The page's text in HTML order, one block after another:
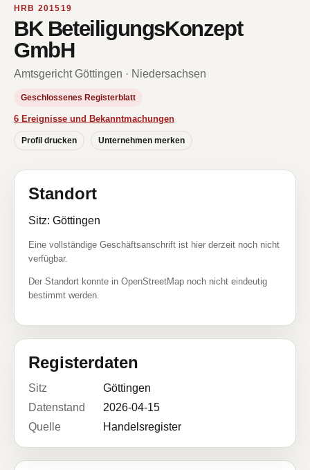
HRB 201519
BK BeteiligungsKonzept
GmbH
Amtsgericht Göttingen · Niedersachsen
Geschlossenes Registerblatt
6 Ereignisse und Bekanntmachungen
Profil drucken Unternehmen merken
Standort
Sitz: Göttingen
Eine vollständige Geschäftsanschrift ist hier derzeit noch nicht
verfügbar.
Der Standort konnte in OpenStreetMap noch nicht eindeutig
bestimmt werden.
Registerdaten
Sitz
Göttingen
Datenstand
2026-04-15
Quelle
Handelsregister